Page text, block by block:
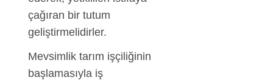
çağıran bir tutum
geliştirmelidirler.
Mevsimlik tarım işçiliğinin
başlamasıyla iş